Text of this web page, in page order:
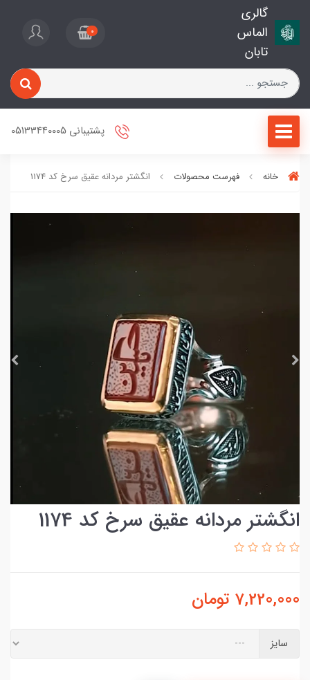
گالری
الماس
تابان
0
پشتیبانی 05133440005
خانه فهرست محصولات انگشتر مردانه عقیق سرخ کد 1174
انگشتر مردانه عقیق سرخ کد 1174
7,220,000 تومان
سایز